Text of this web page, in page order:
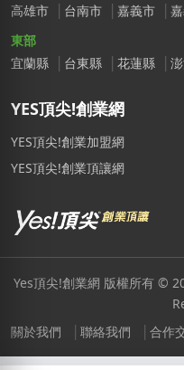
高雄市
台南市 嘉義市
東部
宜蘭縣
台東縣 花蓮縣
YES頂尖!創業網
YES頂尖!創業加盟網
YES頂尖!創業頂讓網
Yes頂尖!創業網 版權所有 ©
關於我們
聯絡我們 合作